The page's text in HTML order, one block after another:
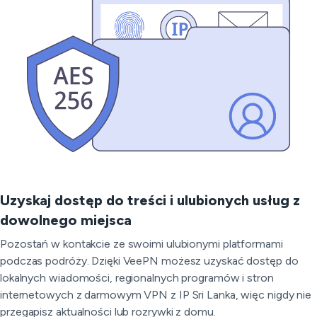
Uzyskaj dostęp do treści i ulubionych usług z
dowolnego miejsca
Pozostań w kontakcie ze swoimi ulubionymi platformami
podczas podróży. Dzięki VeePN możesz uzyskać dostęp do
lokalnych wiadomości, regionalnych programów i stron
internetowych z darmowym VPN z IP Sri Lanka, więc nigdy nie
przegapisz aktualności lub rozrywki z domu.